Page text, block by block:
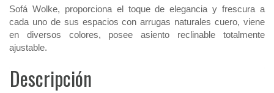
Sofá Wolke, proporciona el toque de elegancia y frescura a
cada uno de sus espacios con arrugas naturales cuero, viene
en diversos colores, posee asiento reclinable totalmente
ajustable.
Descripción